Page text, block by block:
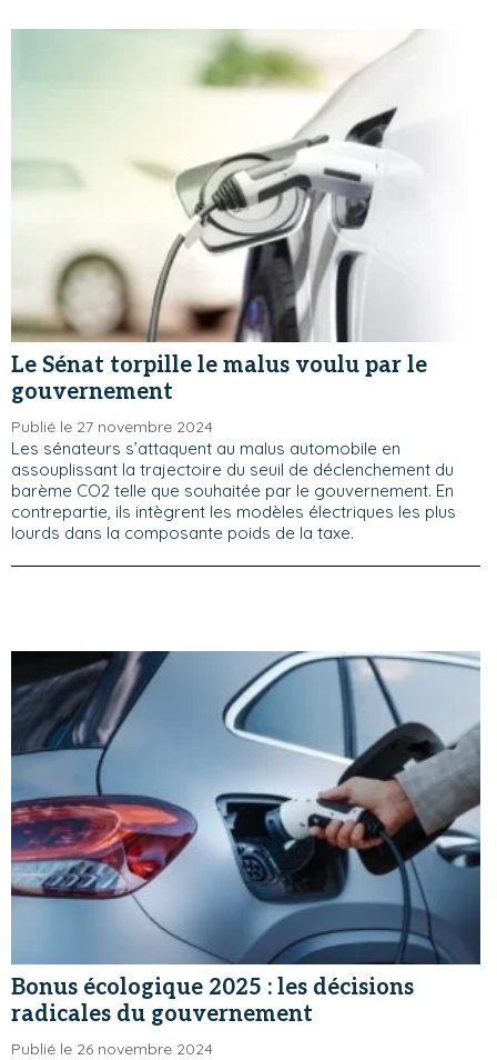
Le Sénat torpille le malus voulu par le
gouvernement
Publié le 27 novembre 2024
Les sénateurs s’attaquent au malus automobile en
assouplissant la trajectoire du seuil de déclenchement du
barème CO2 telle que souhaitée par le gouvernement. En
contrepartie, ils intègrent les modèles électriques les plus
lourds dans la composante poids de la taxe.
Bonus écologique 2025 : les décisions
radicales du gouvernement
Publié le 26 novembre 2024